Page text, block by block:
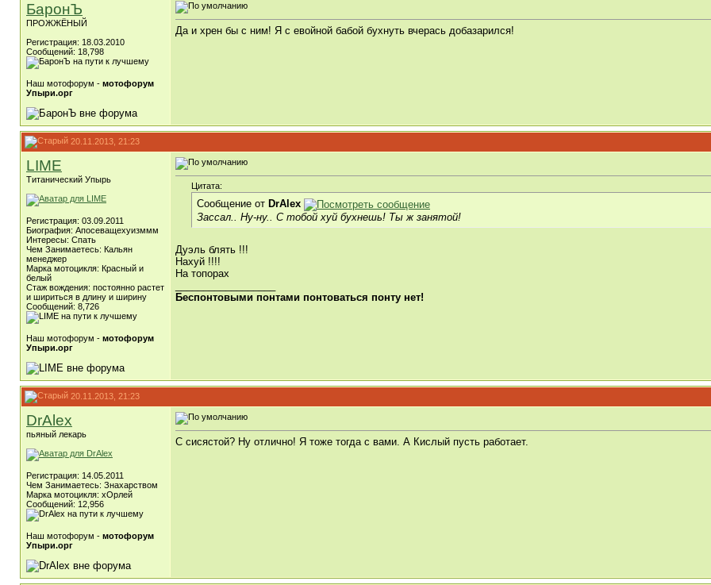
БаронЪ
ПРОЖЖЁНЫЙ
Регистрация: 18.03.2010
Сообщений: 18,798
Наш мотофорум - мотофорум
Упыри.орг
Да и хрен бы с ним! Я с евойной бабой бухнуть вчерась добазарился!
20.11.2013, 21:23
LIME
Титанический Упырь
Регистрация: 03.09.2011
Биография: Апосеващехуизммм
Интересы: Спать
Чем Занимаетесь: Кальян
менеджер
Марка мотоцикля: Красный и
белый
Стаж вождения: постоянно растет
и шириться в длину и ширину
Сообщений: 8,726
Наш мотофорум - мотофорум
Упыри.орг
Цитата:
Сообщение от DrAlex
Зассал.. Ну-ну.. С тобой хуй бухнешь! Ты ж занятой!
Дуэль блять !!!
Нахуй !!!!
На топорах
Беспонтовыми понтами понтоваться понту нет!
20.11.2013, 21:23
DrAlex
пьяный лекарь
Регистрация: 14.05.2011
Чем Занимаетесь: Знахарством
Марка мотоцикля: хОрлей
Сообщений: 12,956
Наш мотофорум - мотофорум
Упыри.орг
С сисястой? Ну отлично! Я тоже тогда с вами. А Кислый пусть работает.